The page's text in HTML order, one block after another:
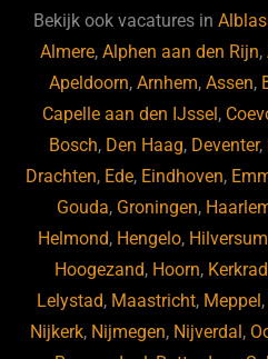
b
o
o
k
ky dI
n
Bekijk ook vacatures in
Almere,Alphen aan den Rijn,
Apeldoorn,Arnhem,Assen,
Capelle aan den IJssel,
Bosch, Den Haag, Deventer,
Drachten, Ede, Eindhoven,
Gouda, Groningen,
Helmond, Hengelo, Hilversum
Hoogezand, Hoorn,
Lelystad, Maastricht, Meppel,
Nijkerk, Nijmegen, Nijverdal,